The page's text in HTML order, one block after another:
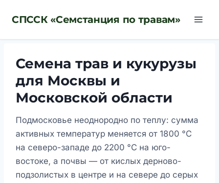
СПССК «Семстанция по травам»
Семена трав и кукурузы
для Москвы и
Московской области
Подмосковье неоднородно по теплу: сумма
активных температур меняется от 1800 °C
на северо-западе до 2200 °C на юго-
востоке, а почвы — от кислых дерново-
подзолистых в центре и на севере до серых